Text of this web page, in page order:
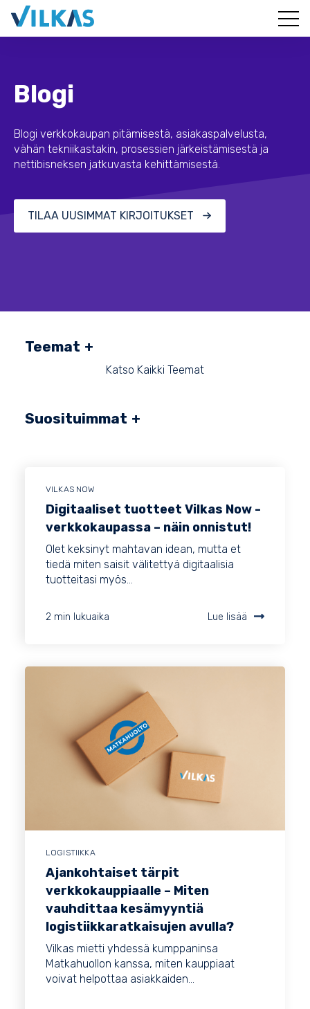
Blogi
Blogi verkkokaupan pitämisestä, asiakaspalvelusta,
vähän tekniikastakin, prosessien järkeistämisestä ja
nettibisneksen jatkuvasta kehittämisestä.
TILAA UUSIMMAT KIRJOITUKSET
VILKAS NOW
Digitaaliset tuotteet Vilkas Now -
verkkokaupassa – näin onnistut!
Olet keksinyt mahtavan idean, mutta et
tiedä miten saisit välitettyä digitaalisia
tuotteitasi myös...
2 min lukuaika Lue lisää
LOGISTIIKKA
Ajankohtaiset tärpit
verkkokauppiaalle – Miten
vauhdittaa kesämyyntiä
logistiikkaratkaisujen avulla?
Vilkas mietti yhdessä kumppaninsa
Matkahuollon kanssa, miten kauppiaat
voivat helpottaa asiakkaiden...
Teemat
Katso Kaikki Teemat
Suosituimmat